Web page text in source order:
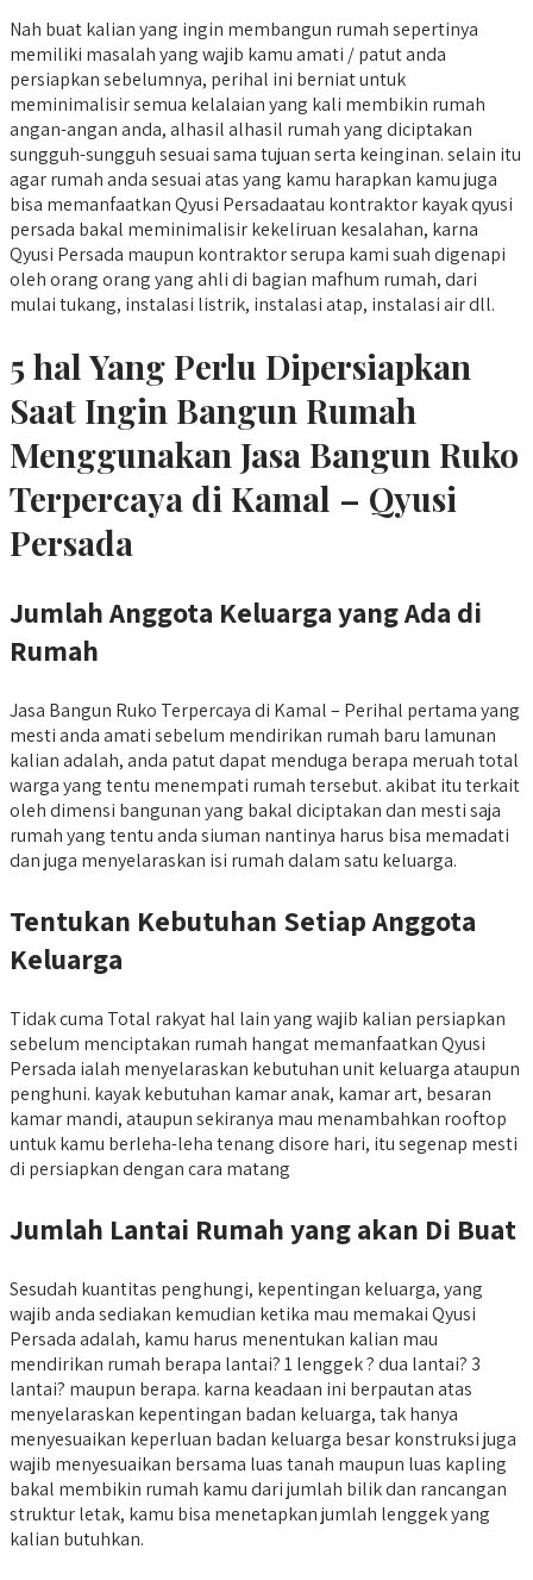
Nah buat kalian yang ingin membangun rumah sepertinya
memiliki masalah yang wajib kamu amati / patut anda
persiapkan sebelumnya, perihal ini berniat untuk
meminimalisir semua kelalaian yang kali membikin rumah
angan-angan anda, alhasil alhasil rumah yang diciptakan
sungguh-sungguh sesuai sama tujuan serta keinginan. selain itu
agar rumah anda sesuai atas yang kamu harapkan kamu juga
bisa memanfaatkan Qyusi Persadaatau kontraktor kayak qyusi
persada bakal meminimalisir kekeliruan kesalahan, karna
Qyusi Persada maupun kontraktor serupa kami suah digenapi
oleh orang orang yang ahli di bagian mafhum rumah, dari
mulai tukang, instalasi listrik, instalasi atap, instalasi air dll.
5 hal Yang Perlu Dipersiapkan
Saat Ingin Bangun Rumah
Menggunakan Jasa Bangun Ruko
Terpercaya di Kamal – Qyusi
Persada
Jumlah Anggota Keluarga yang Ada di
Rumah
Jasa Bangun Ruko Terpercaya di Kamal – Perihal pertama yang
mesti anda amati sebelum mendirikan rumah baru lamunan
kalian adalah, anda patut dapat menduga berapa meruah total
warga yang tentu menempati rumah tersebut. akibat itu terkait
oleh dimensi bangunan yang bakal diciptakan dan mesti saja
rumah yang tentu anda siuman nantinya harus bisa memadati
dan juga menyelaraskan isi rumah dalam satu keluarga.
Tentukan Kebutuhan Setiap Anggota
Keluarga
Tidak cuma Total rakyat hal lain yang wajib kalian persiapkan
sebelum menciptakan rumah hangat memanfaatkan Qyusi
Persada ialah menyelaraskan kebutuhan unit keluarga ataupun
penghuni. kayak kebutuhan kamar anak, kamar art, besaran
kamar mandi, ataupun sekiranya mau menambahkan rooftop
untuk kamu berleha-leha tenang disore hari, itu segenap mesti
di persiapkan dengan cara matang
Jumlah Lantai Rumah yang akan Di Buat
Sesudah kuantitas penghungi, kepentingan keluarga, yang
wajib anda sediakan kemudian ketika mau memakai Qyusi
Persada adalah, kamu harus menentukan kalian mau
mendirikan rumah berapa lantai? 1 lenggek ? dua lantai? 3
lantai? maupun berapa. karna keadaan ini berpautan atas
menyelaraskan kepentingan badan keluarga, tak hanya
menyesuaikan keperluan badan keluarga besar konstruksi juga
wajib menyesuaikan bersama luas tanah maupun luas kapling
bakal membikin rumah kamu dari jumlah bilik dan rancangan
struktur letak, kamu bisa menetapkan jumlah lenggek yang
kalian butuhkan.